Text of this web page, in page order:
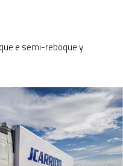
e semi-reboque y